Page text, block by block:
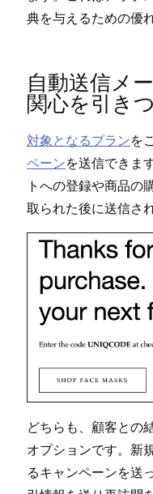
典を与えるための優
自動送信メ⁠
関心を引き
対象となるプランを
ペ⁠ーンを送信できま
トへの登録や商品の
取られた後に送信さ
どちらも⁠、顧客との
オプシ⁠ョンです⁠。新
るキ⁠ャンペ⁠ーンを送⁠